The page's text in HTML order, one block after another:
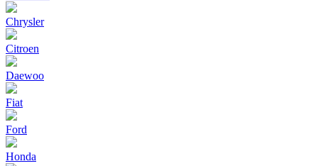
Chrysler
Citroen
Daewoo
Fiat
Ford
Honda